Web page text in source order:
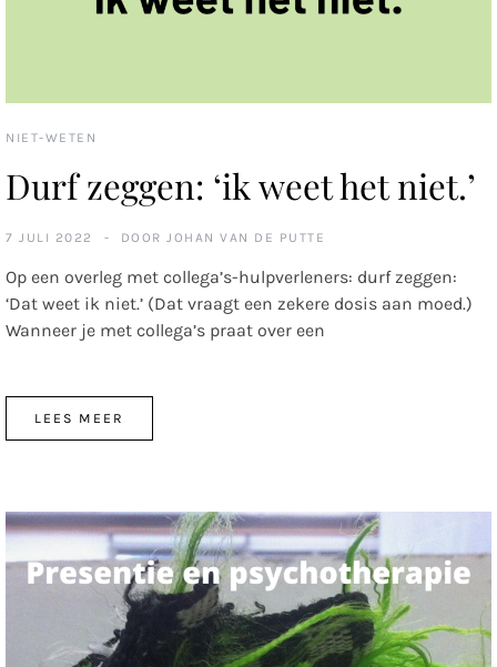
NIET-WETEN
Durf zeggen: ‘ik weet het niet.’
7 JULI 2022 DOOR JOHAN VAN DE PUTTE
Op een overleg met collega’s-hulpverleners: durf zeggen:
‘Dat weet ik niet.’ (Dat vraagt een zekere dosis aan moed.)
Wanneer je met collega’s praat over een
LEES MEER